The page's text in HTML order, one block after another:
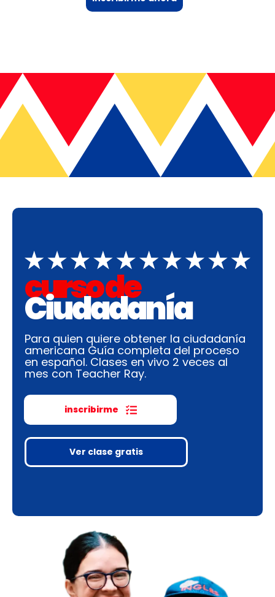
curso de
Ciudadanía
Para quien quiere obtener la ciudadanía
americana Guía completa del proceso
en español. Clases en vivo 2 veces al
mes con Teacher Ray.
inscribirme
Ver clase gratis